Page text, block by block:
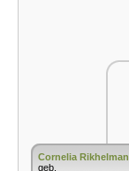
Cornelia Rikhelman
geb.